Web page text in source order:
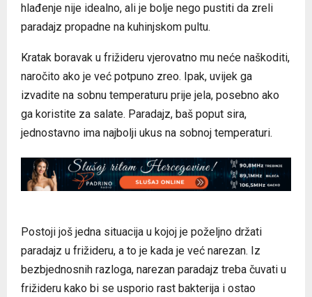
hlađenje nije idealno, ali je bolje nego pustiti da zreli
paradajz propadne na kuhinjskom pultu.
Kratak boravak u frižideru vjerovatno mu neće naškoditi,
naročito ako je već potpuno zreo. Ipak, uvijek ga
izvadite na sobnu temperaturu prije jela, posebno ako
ga koristite za salate. Paradajz, baš poput sira,
jednostavno ima najbolji ukus na sobnoj temperaturi.
Postoji još jedna situacija u kojoj je poželjno držati
paradajz u frižideru, a to je kada je već narezan. Iz
bezbjednosnih razloga, narezan paradajz treba čuvati u
frižideru kako bi se usporio rast bakterija i ostao